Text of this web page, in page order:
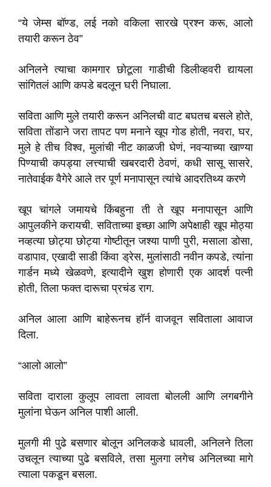
“ये जेम्स बॉण्ड, लई नको वकिला सारखे प्रश्न करू, आलो
तयारी करून ठेव”
अनिलने त्याचा कामगार छोटूला गाडीची डिलीव्हवरी द्यायला
सांगितलं आणि कपडे बदलून घरी निघाला.
सविता आणि मुले तयारी करून अनिलची वाट बघतच बसले होते,
सविता तोंडाने जरा तापट पण मनाने खूप गोड होती, नवरा, घर,
मुले हे तीच विश्व, मुलांची नीट काळजी घेणं, नवऱ्याच्या खाण्या
पिण्याची कपड्या लत्त्याची खबरदारी ठेवणं, कधी सासू सासरे,
नातेवाईक वैगेरे आले तर पूर्ण मनापासून त्यांचे आदरतिथ्य करणे
खूप चांगले जमायचे किंबहुना ती ते खूप मनापासून आणि
आपुलकीने करायची. सविताच्या इच्छा आणि अपेक्षाही खूप मोठ्या
नव्हत्या छोट्या छोट्या गोष्टीतून जश्या पाणी पुरी, मसाला डोसा,
वडापाव, एखादी साडी किंवा ड्रेस, मुलांसाठी नवीन कपडे, त्यांना
गार्डन मध्ये खेळवणे, इत्यादीने खुश होणारी एक आदर्श पत्नी
होती, तिला फक्त दारूचा प्रचंड राग.
अनिल आला आणि बाहेरूनच हॉर्न वाजवून सविताला आवाज
दिला.
“आलो आलो”
सविता दाराला कुलूप लावता लावता बोलली आणि लगबगीने
मुलांना घेऊन अनिल पाशी आली.
मुलगी मी पुढे बसणार बोलून अनिलकडे धावली, अनिलने तिला
उचलून त्याच्या पुढे बसविले, तसा मुलगा लगेच अनिलच्या मागे
त्याला पकडून बसला.